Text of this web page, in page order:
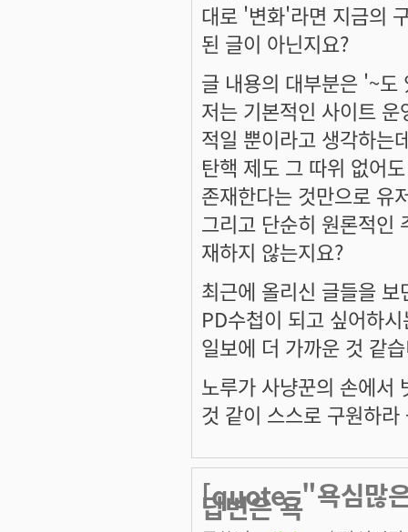
대로 '변화'라면 지금의
된 글이 아닌지요?
글 내용의 대부분은 '~도
저는 기본적인 사이트
적일 뿐이라고 생각하는
탄핵 제도 그 따위 없어
존재한다는 것만으로 유
그리고 단순히 원론적인
재하지 않는지요?
최근에 올리신 글들을
PD수첩이 되고 싶어하
일보에 더 가까운 것 같
노루가 사냥꾼의 손에서
것 같이 스스로 구원하
[quote="욕심
답변은 욕